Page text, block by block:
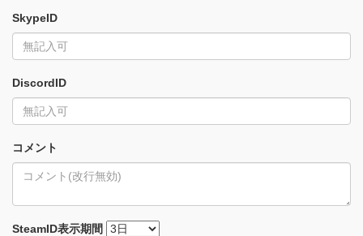
SkypeID
DiscordID
コメント
SteamID表示期間